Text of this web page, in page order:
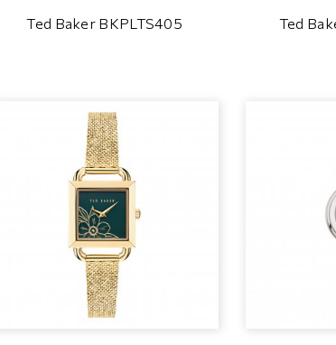
Ted Baker BKPLTS405 Ted